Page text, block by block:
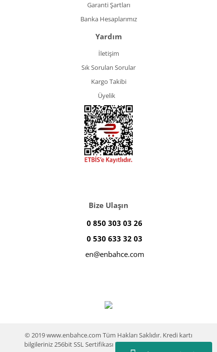
Garanti Şartları
Banka Hesaplarımız
Yardım
İletişim
Sık Sorulan Sorular
Kargo Takibi
Üyelik
Bize Ulaşın
0 850 303 03 26
0 530 633 32 03
en@enbahce.com
© 2019 www.enbahce.com Tüm Hakları Saklıdır. Kredi kartı
bilgileriniz 256bit SSL Sertifikası ile %100 koruma altındadır.